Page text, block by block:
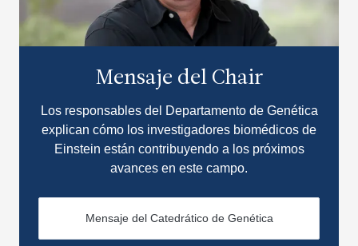
Mensaje del Chair
Los responsables del Departamento de Genética
explican cómo los investigadores biomédicos de
Einstein están contribuyendo a los próximos
avances en este campo.
Mensaje del Catedrático de Genética